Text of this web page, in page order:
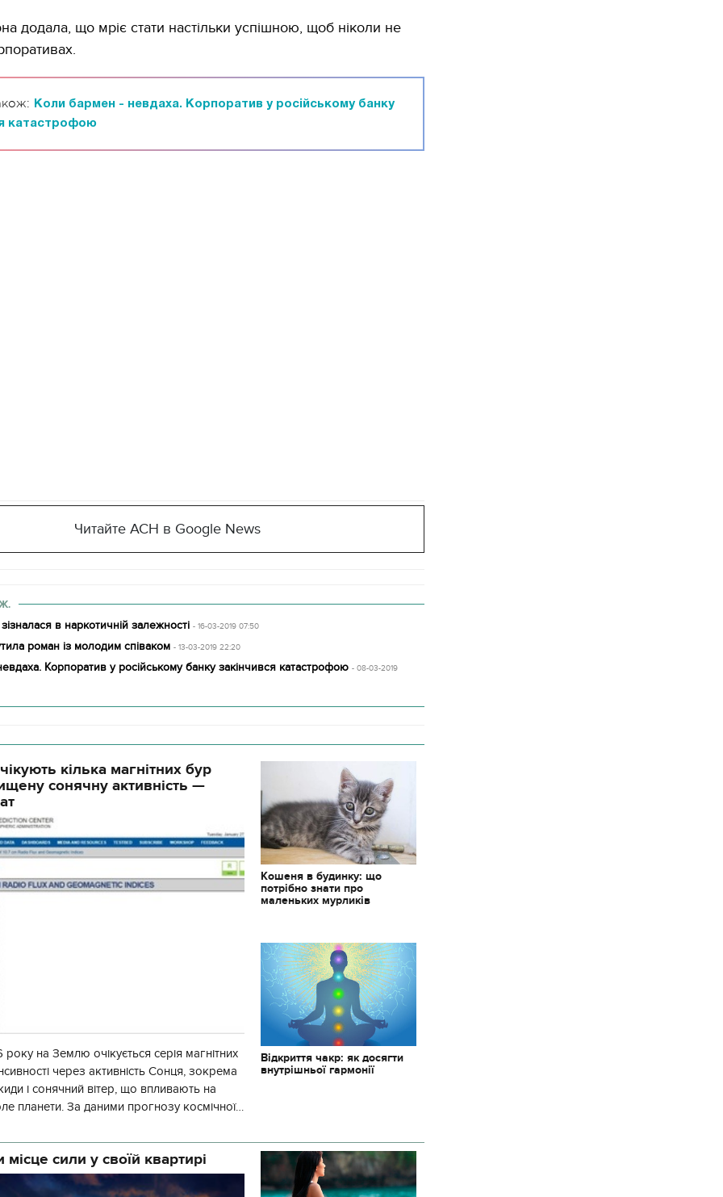
додала, що мріє стати настільки успішною, щоб ніколи не
Коли бармен - невдаха. Корпоратив у російському банку
катастрофою
Читайте АСН в Google News
в наркотичній залежності - 16-03-2019 07:50
роман із молодим співаком - 13-03-2019 22:20
Корпоратив у російському банку закінчився катастрофою - 08-03-2019
кілька магнітних бур
сонячну активність —
на Землю очікується серія магнітних
через активність Сонця, зокрема
і сонячний вітер, що впливають на
планети. За даними прогнозу космічної
Кошеня в будинку: що
потрібно знати про
маленьких мурликів
Відкриття чакр: як досягти
внутрішньої гармонії
місце сили у своїй квартирі